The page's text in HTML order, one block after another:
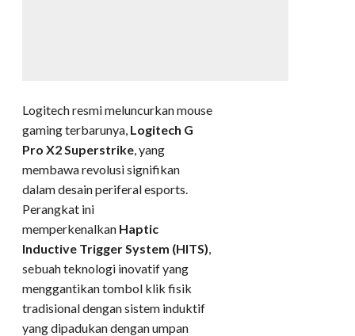
Logitech resmi meluncurkan mouse
gaming terbarunya, Logitech G
Pro X2 Superstrike, yang
membawa revolusi signifikan
dalam desain periferal esports.
Perangkat ini
memperkenalkan Haptic
Inductive Trigger System (HITS),
sebuah teknologi inovatif yang
menggantikan tombol klik fisik
tradisional dengan sistem induktif
yang dipadukan dengan umpan